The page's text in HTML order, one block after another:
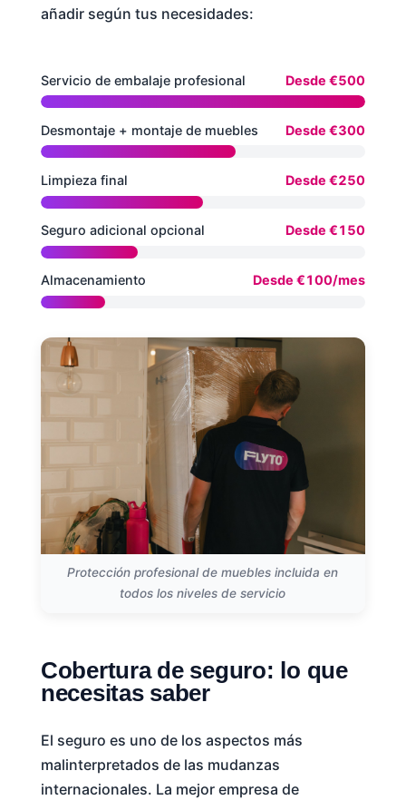
añadir según tus necesidades:
Servicio de embalaje profesional Desde €500
Desmontaje + montaje de muebles Desde €300
Limpieza final Desde €250
Seguro adicional opcional Desde €150
Almacenamiento Desde €100/mes
Protección profesional de muebles incluida en
todos los niveles de servicio
Cobertura de seguro: lo que
necesitas saber
El seguro es uno de los aspectos más
malinterpretados de las mudanzas
internacionales. La mejor empresa de